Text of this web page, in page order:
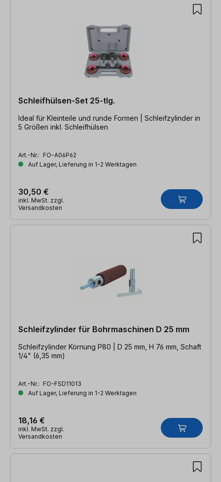
Schleifhülsen-Set 25-tlg.
Ideal für Kleinteile und runde Formen | Schleifzylinder in
5 Größen inkl. Schleifhülsen
Art.-Nr.: FO-A06P62
Auf Lager, Lieferung in 1-2 Werktagen
30,50 €
inkl. MwSt. zzgl.
Versandkosten
Schleifzylinder für Bohrmaschinen D 25 mm
Schleifzylinder Körnung P80 | D 25 mm, H 76 mm, Schaft
1/4" (6,35 mm)
Art.-Nr.: FO-FSD11013
Auf Lager, Lieferung in 1-2 Werktagen
18,16 €
inkl. MwSt. zzgl.
Versandkosten